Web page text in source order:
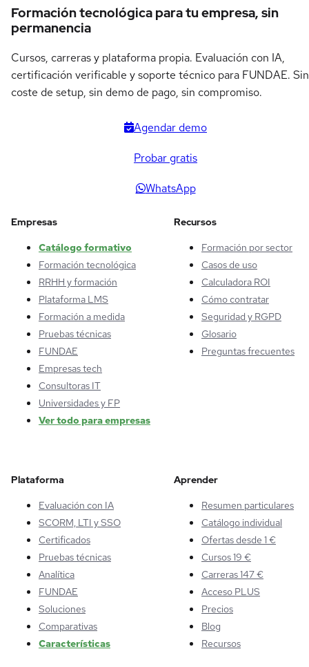
Formación tecnológica para tu empresa, sin
permanencia
Cursos, carreras y plataforma propia. Evaluación con IA,
certificación verificable y soporte técnico para FUNDAE. Sin
coste de setup, sin demo de pago, sin compromiso.
Agendar demo
Probar gratis
WhatsApp
Empresas
Catálogo formativo
Formación tecnológica
RRHH y formación
Plataforma LMS
Formación a medida
Pruebas técnicas
FUNDAE
Empresas tech
Consultoras IT
Universidades y FP
Ver todo para empresas
Recursos
Formación por sector
Casos de uso
Calculadora ROI
Cómo contratar
Seguridad y RGPD
Glosario
Preguntas frecuentes
Plataforma
Evaluación con IA
SCORM, LTI y SSO
Certificados
Pruebas técnicas
Analítica
FUNDAE
Soluciones
Comparativas
Características
Aprender
Resumen particulares
Catálogo individual
Ofertas desde 1 €
Cursos 19 €
Carreras 147 €
Acceso PLUS
Precios
Blog
Recursos